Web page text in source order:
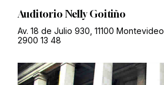
Auditorio Nelly Goitiño
Av. 18 de Julio 930, 11100 Montevideo
2900 13 48